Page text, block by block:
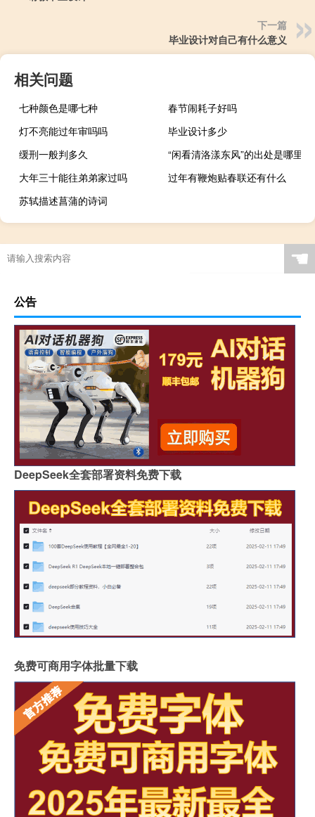
下一篇
毕业设计对自己有什么意义
相关问题
七种颜色是哪七种
春节闹耗子好吗
灯不亮能过年审吗吗
毕业设计多少
缓刑一般判多久
“闲看清洛漾东风”的出处是哪里
大年三十能往弟弟家过吗
过年有鞭炮贴春联还有什么
苏轼描述菖蒲的诗词
☚
公告
DeepSeek全套部署资料免费下载
免费可商用字体批量下载